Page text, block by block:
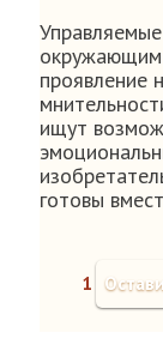
окружающим
проявление
ищут
готовы
1